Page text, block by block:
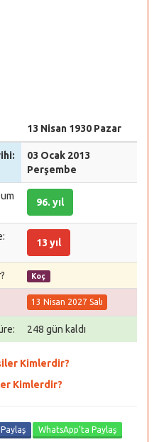
13 Nisan 1930 Pazar
03 Ocak 2013
Perşembe
96. yıl
13 yıl
Koç
13 Nisan 2027 Salı
248 gün kaldı
Kimlerdir?
Kimlerdir?
WhatsApp'ta Paylaş